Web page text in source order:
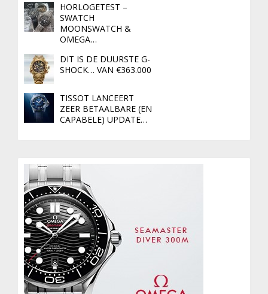
HORLOGETEST –
SWATCH
MOONSWATCH &
OMEGA…
DIT IS DE DUURSTE G-
SHOCK… VAN €363.000
TISSOT LANCEERT
ZEER BETAALBARE (EN
CAPABELE) UPDATE…